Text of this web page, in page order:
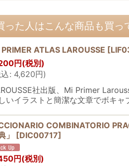
った人はこんな商品も買っ
ATLAS LAROUSSE [
円 (税別)
: 4,620円)
社出版、Mi Primer
いイラストと簡潔な文章でボキャ
COMBINATORIO
」
[DIC00717]
円 (税別)